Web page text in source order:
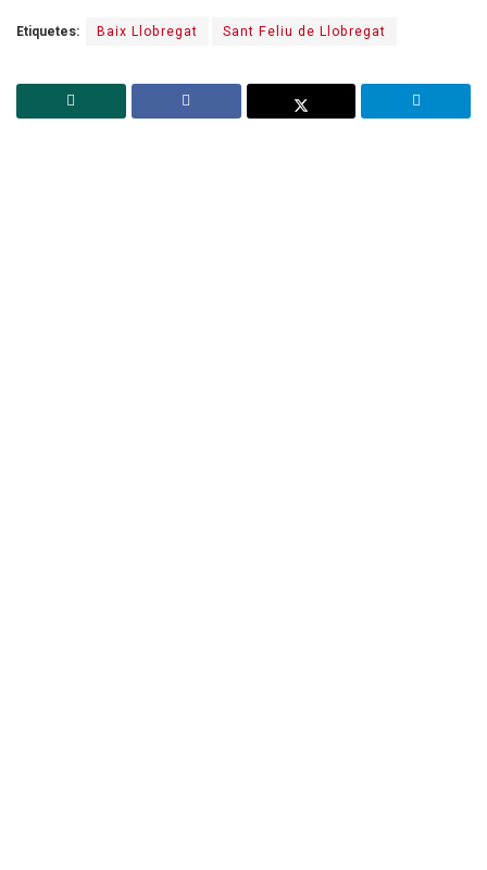
Etiquetes: Baix Llobregat Sant Feliu de Llobregat